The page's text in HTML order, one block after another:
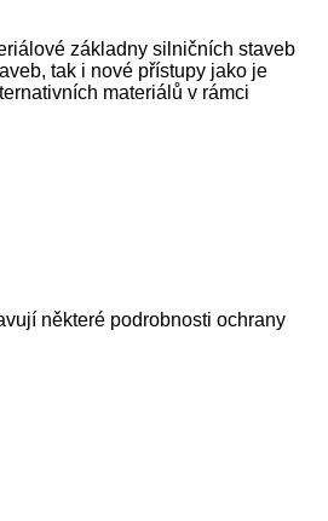
základny silničních staveb
tak i nové přístupy jako je
materiálů v rámci
některé podrobnosti ochrany